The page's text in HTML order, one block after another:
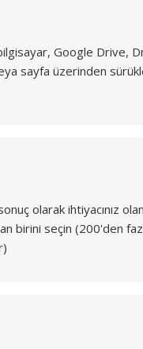
Google Drive,
sayfa üzerinden
olarak ihtiyacınız
birini seçin (200'den